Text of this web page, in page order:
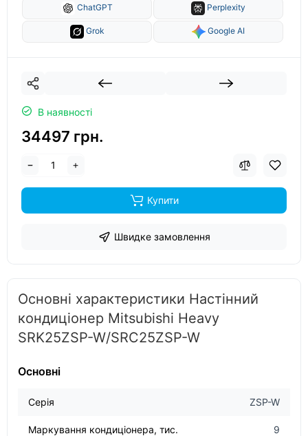
ChatGPT Perplexity
Grok Google AI
В наявності
34497 грн.
Купити
Швидке замовлення
Основні характеристики Настінний
кондиціонер Mitsubishi Heavy
SRK25ZSP-W/SRC25ZSP-W
Основні
Серія ZSP-W
Маркування кондиціонера, тис.
9